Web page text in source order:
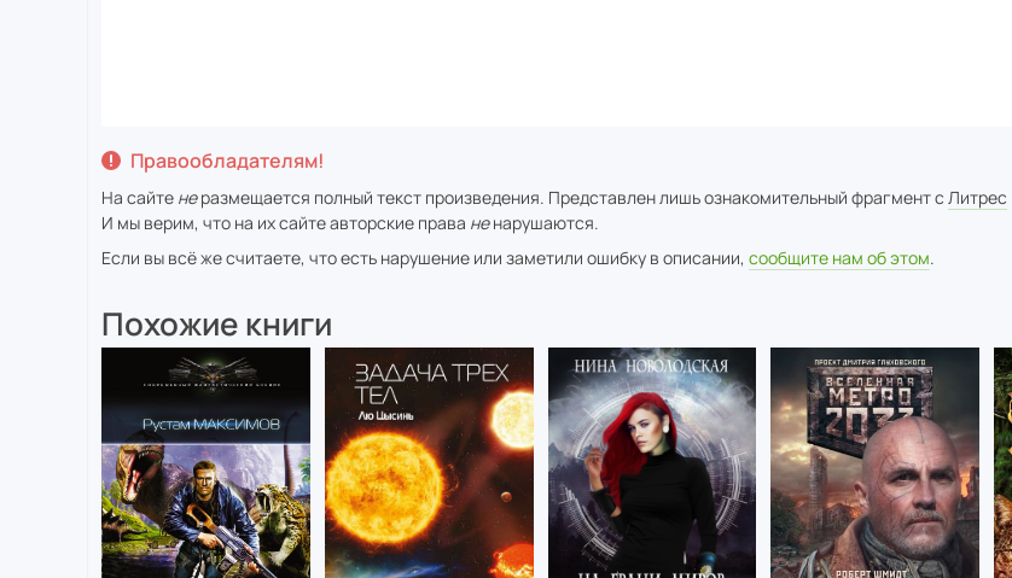
Правообладателям!
На сайте неразмещается полный текст произведения. Представлен лишь ознакомительный фрагмент с Литрес
И мы верим, что на их сайте авторские права ненарушаются.
Если вы всё же считаете, что есть нарушение или заметили ошибку в описании, сообщите нам об этом.
Похожие книги